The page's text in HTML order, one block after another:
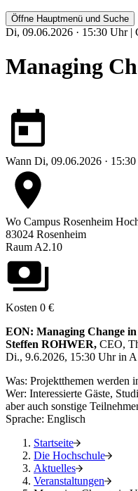
Öffne Hauptmenü und Suche
Di, 09.06.2026 · 15:30 Uhr |
Managing
Wann Di, 09.06.2026 ·
Wo Campus Rosenheim
83024 Rosenheim
Raum A2.10
Kosten 0 €
EON: Managing Change
Steffen ROHWER, CEO,
Di., 9.6.2026, 15:30 Uhr in
Was: Projektthemen werden
Wer: Interessierte Gäste,
aber auch sonstige
Sprache: Englisch
Startseite
Die Hochschule
Aktuelles
Veranstaltungen